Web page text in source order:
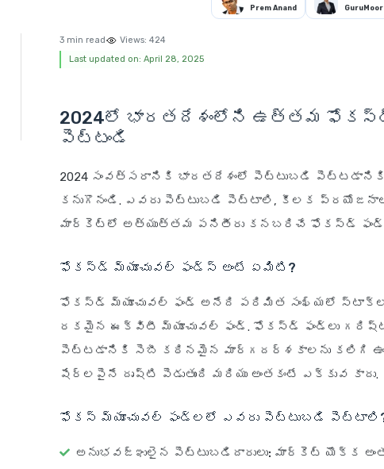
Prem Anand
3 min read Views: 424
Last updated on: April 28, 2025
2024లో భారతదేశంలోని ఉత్తమ
పెట్టండి
2024 సంవత్సరానికి భారతదేశంలో పెట్టుబడి
కనుగొనండి. ఎవరు పెట్టుబడి పెట్టాలి, కీలక
మార్కెట్లో అత్యుత్తమ పనితీరు కనబరిచే ఫోకస్డ్
ఫోకస్డ్ మ్యూచువల్ ఫండ్స్ అంటే ఏమిటి?
ఫోకస్డ్ మ్యూచువల్ ఫండ్ అనేది పరిమిత సంఖ్యలో
రకమైన ఈక్విటీ మ్యూచువల్ ఫండ్. ఫోకస్డ్ ఫండ్‌లు
పెట్టడానికి సెబీ కఠినమైన మార్గదర్శకాలను కలిగి
షేర్లపైనే దృష్టి పెడుతుంది మరియు అంతకంటే ఎక్కువ కాదు.
ఫోకస్ మ్యూచువల్ ఫండ్లలో ఎవరు పెట్టుబడి
అనుభవజ్ఞులైన పెట్టుబడిదారులు: మార్కెట్ యొక్క